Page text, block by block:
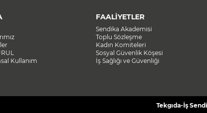
Kullanım
FAALİYETLER
Sendika Akademisi
Toplu Sözleşme
Kadın Komiteleri
Sosyal Güvenlik Köşesi
İş Sağlığı ve Güvenliği
Tekgıda-İş